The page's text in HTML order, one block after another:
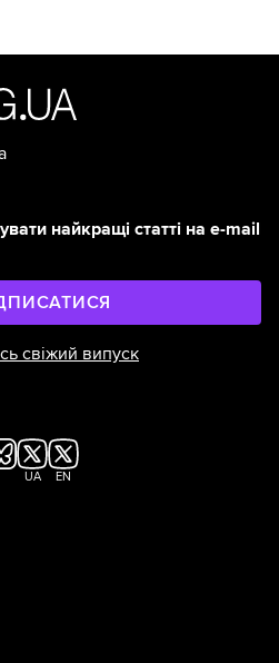
найкращі статті на e-mail
свіжий випуск
UA EN